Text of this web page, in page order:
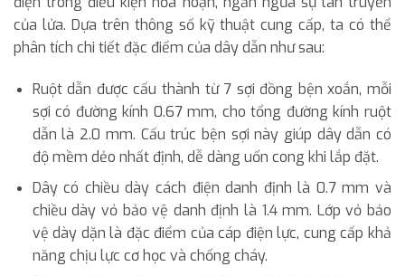
của lửa. Dựa trên thông số kỹ thuật cung cấp, ta có thể
phân tích chi tiết đặc điểm của dây dẫn như sau:
Ruột dẫn được cấu thành từ 7 sợi đồng bện xoắn, mỗi
sợi có đường kính 0.67 mm, cho tổng đường kính ruột
dẫn là 2.0 mm. Cấu trúc bện sợi này giúp dây dẫn có
độ mềm dẻo nhất định, dễ dàng uốn cong khi lắp đặt.
Dây có chiều dày cách điện danh định là 0.7 mm và
chiều dày vỏ bảo vệ danh định là 1.4 mm. Lớp vỏ bảo
vệ dày dặn là đặc điểm của cáp điện lực, cung cấp khả
năng chịu lực cơ học và chống cháy.